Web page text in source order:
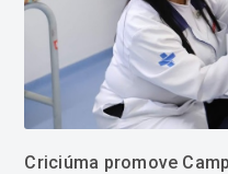
Criciúma promove